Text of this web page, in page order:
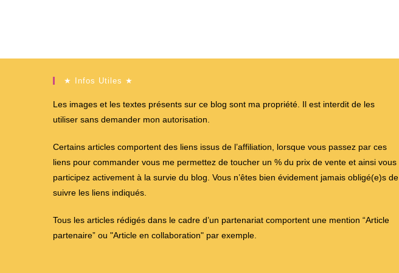
★ Infos Utiles ★
Les images et les textes présents sur ce blog sont ma propriété. Il est interdit de les
utiliser sans demander mon autorisation.
Certains articles comportent des liens issus de l’affiliation, lorsque vous passez par ces
liens pour commander vous me permettez de toucher un % du prix de vente et ainsi vous
participez activement à la survie du blog. Vous n’êtes bien évidement jamais obligé(e)s de
suivre les liens indiqués.
Tous les articles rédigés dans le cadre d’un partenariat comportent une mention “Article
partenaire” ou "Article en collaboration" par exemple.